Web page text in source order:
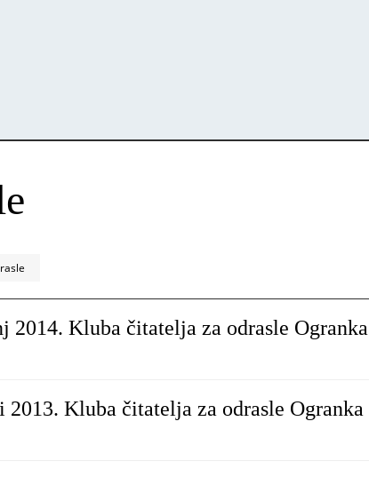
2014. Kluba čitatelja za odrasle Ogranka
2013. Kluba čitatelja za odrasle Ogranka